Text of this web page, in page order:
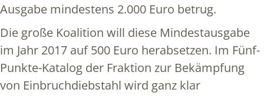
Ausgabe mindestens 2.000 Euro betrug.
Die große Koalition will diese Mindestausgabe
im Jahr 2017 auf 500 Euro herabsetzen. Im Fünf-
Punkte-Katalog der Fraktion zur Bekämpfung
von Einbruchdiebstahl wird ganz klar